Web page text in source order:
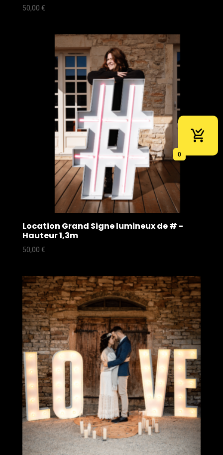
50,00 €
Location Grand Signe lumineux de # -
Hauteur 1,3m
50,00 €
0